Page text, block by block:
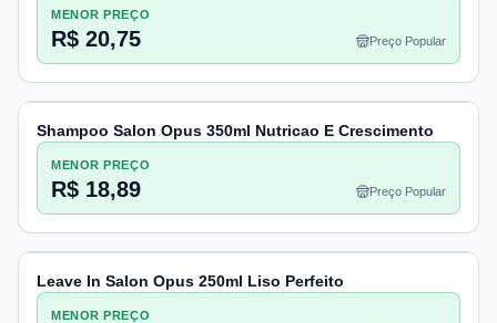
MENOR PREÇO
R$ 20,75 Preço Popular
Shampoo Salon Opus 350ml Nutricao E Crescimento
MENOR PREÇO
R$ 18,89 Preço Popular
Leave In Salon Opus 250ml Liso Perfeito
MENOR PREÇO